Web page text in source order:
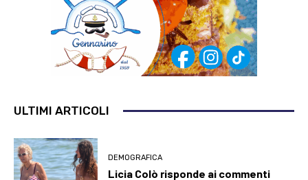
ULTIMI ARTICOLI
DEMOGRAFICA
Licia Colò risponde ai commenti